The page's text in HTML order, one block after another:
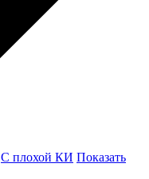
С плохой КИ Показать